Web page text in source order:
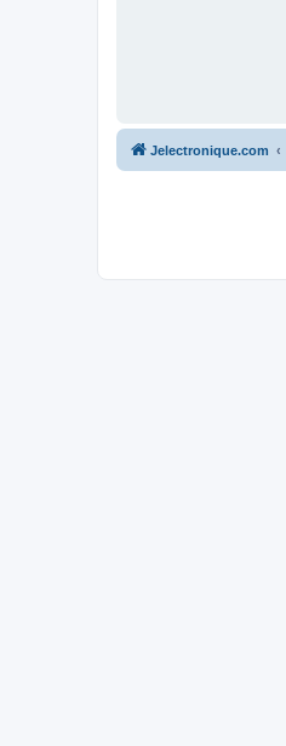
Jelectronique.com